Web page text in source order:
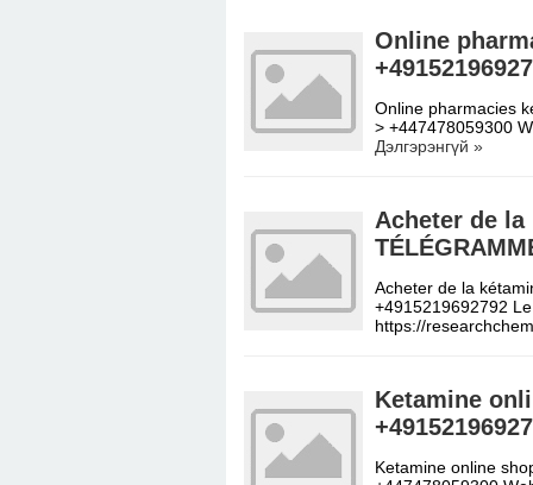
Online
Online pharmacies
> +447478059300
Дэлгэрэнгүй »
Acheter de la
Acheter de la
+4915219692792
https://
Ketamine
Ketamine online